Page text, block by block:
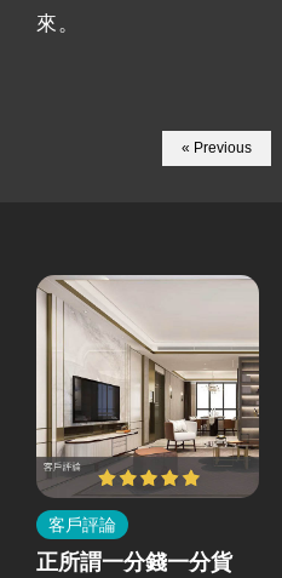
來。
« Previous
客戶評論
正所謂一分錢一分貨